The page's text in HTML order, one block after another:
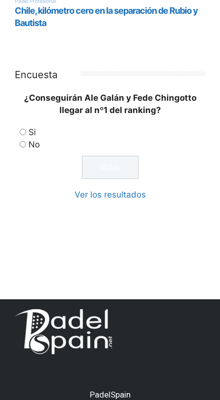
Encuesta
¿Conseguirán Ale Galán y Fede Chingotto
llegar al nº1 del ranking?
Si
No
Ver los resultados
PadelSpain